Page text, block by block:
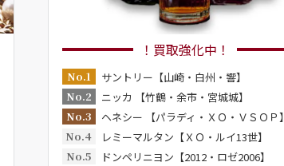
！買取強化中！
No.1
サントリー【山崎・白州・響】
No.2
ニッカ 【竹鶴・余市・宮城城】
No.3
ヘネシー 【パラディ・ＸＯ・ＶＳＯＰ】
No.4
レミーマルタン【ＸＯ・ルイ13世】
No.5
ドンペリニヨン【2012・ロゼ2006】